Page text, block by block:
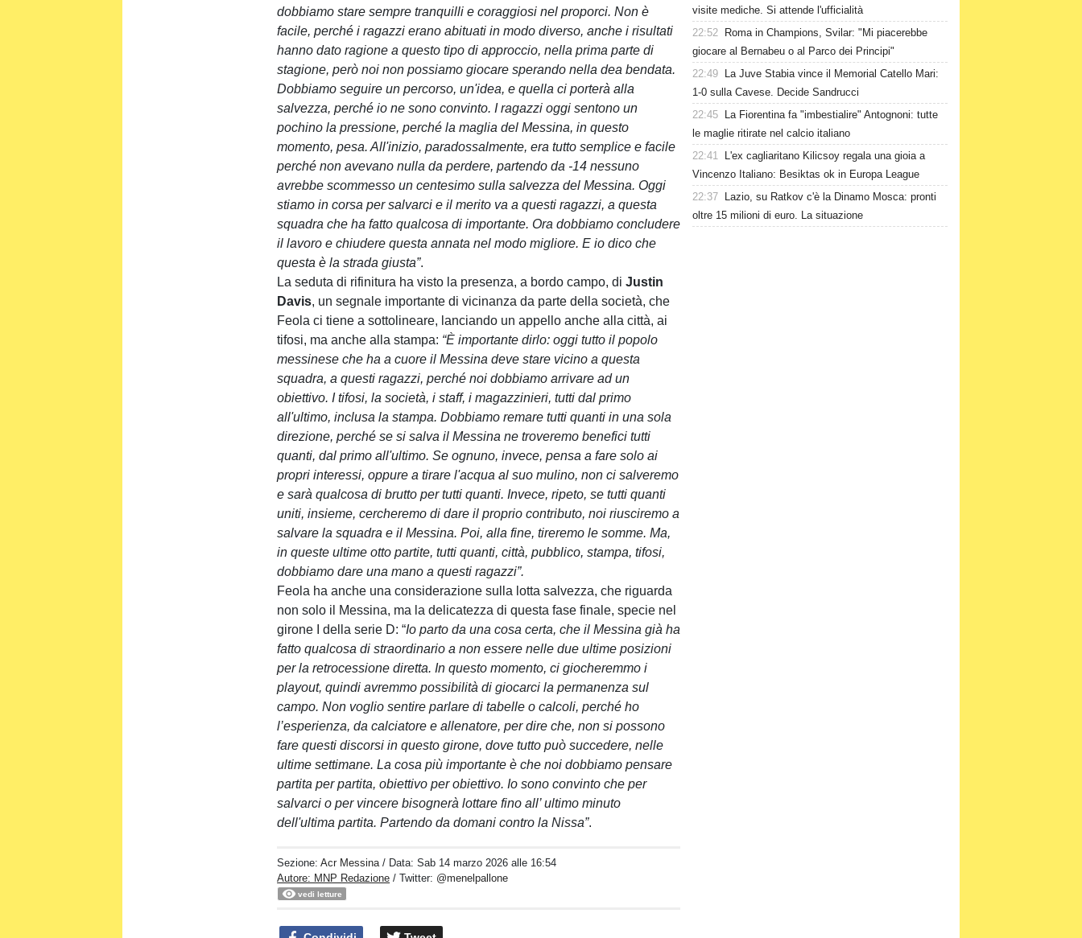
dobbiamo stare sempre tranquilli e coraggiosi nel proporci. Non è
facile, perché i ragazzi erano abituati in modo diverso, anche i risultati
hanno dato ragione a questo tipo di approccio, nella prima parte di
stagione, però noi non possiamo giocare sperando nella dea bendata.
Dobbiamo seguire un percorso, un'idea, e quella ci porterà alla
salvezza, perché io ne sono convinto. I ragazzi oggi sentono un
pochino la pressione, perché la maglia del Messina, in questo
momento, pesa. All'inizio, paradossalmente, era tutto semplice e facile
perché non avevano nulla da perdere, partendo da -14 nessuno
avrebbe scommesso un centesimo sulla salvezza del Messina. Oggi
stiamo in corsa per salvarci e il merito va a questi ragazzi, a questa
squadra che ha fatto qualcosa di importante. Ora dobbiamo concludere
il lavoro e chiudere questa annata nel modo migliore. E io dico che
questa è la strada giusta”.
La seduta di rifinitura ha visto la presenza, a bordo campo, diJustin
Davis, un segnale importante di vicinanza da parte della società, che
Feola ci tiene a sottolineare, lanciando un appello anche alla città, ai
tifosi, ma anche alla stampa: “È importante dirlo: oggi tutto il popolo
messinese che ha a cuore il Messina deve stare vicino a questa
squadra, a questi ragazzi, perché noi dobbiamo arrivare ad un
obiettivo. I tifosi, la società, i staff, i magazzinieri, tutti dal primo
all'ultimo, inclusa la stampa. Dobbiamo remare tutti quanti in una sola
direzione, perché se si salva il Messina ne troveremo benefici tutti
quanti, dal primo all'ultimo. Se ognuno, invece, pensa a fare solo ai
propri interessi, oppure a tirare l'acqua al suo mulino, non ci salveremo
e sarà qualcosa di brutto per tutti quanti. Invece, ripeto, se tutti quanti
uniti, insieme, cercheremo di dare il proprio contributo, noi riusciremo a
salvare la squadra e il Messina. Poi, alla fine, tireremo le somme. Ma,
in queste ultime otto partite, tutti quanti, città, pubblico, stampa, tifosi,
dobbiamo dare una mano a questi ragazzi”.
Feola ha anche una considerazione sulla lotta salvezza, che riguarda
non solo il Messina, ma la delicatezza di questa fase finale, specie nel
girone I della serie D: “Io parto da una cosa certa, che il Messina già ha
fatto qualcosa di straordinario a non essere nelle due ultime posizioni
per la retrocessione diretta. In questo momento, ci giocheremmo i
playout, quindi avremmo possibilità di giocarci la permanenza sul
campo. Non voglio sentire parlare di tabelle o calcoli, perché ho
l’esperienza, da calciatore e allenatore, per dire che, non si possono
fare questi discorsi in questo girone, dove tutto può succedere, nelle
ultime settimane. La cosa più importante è che noi dobbiamo pensare
partita per partita, obiettivo per obiettivo. Io sono convinto che per
salvarci o per vincere bisognerà lottare fino all’ ultimo minuto
dell'ultima partita. Partendo da domani contro la Nissa”.
Sezione:Acr Messina / Data:Sab 14 marzo 2026 alle 16:54
Autore: MNP Redazione / Twitter: @menelpallone
vedi letture
visite mediche. Si attende l'ufficialità
22:52
Roma in Champions, Svilar: "Mi piacerebbe
giocare al Bernabeu o al Parco dei Principi"
22:49
La Juve Stabia vince il Memorial Catello Mari:
1-0 sulla Cavese. Decide Sandrucci
22:45
La Fiorentina fa "imbestialire" Antognoni: tutte
le maglie ritirate nel calcio italiano
22:41
L'ex cagliaritano Kilicsoy regala una gioia a
Vincenzo Italiano: Besiktas ok in Europa League
22:37
Lazio, su Ratkov c'è la Dinamo Mosca: pronti
oltre 15 milioni di euro. La situazione